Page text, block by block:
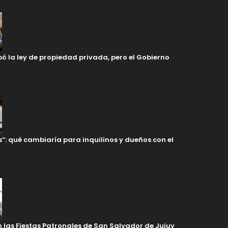
la ley de propiedad privada, pero el Gobierno
qué cambiaría para inquilinos y dueños con el
las Fiestas Patronales de San Salvador de Jujuy